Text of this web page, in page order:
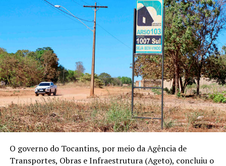
O governo do Tocantins, por meio da Agência de
Transportes, Obras e Infraestrutura (Ageto), concluiu o